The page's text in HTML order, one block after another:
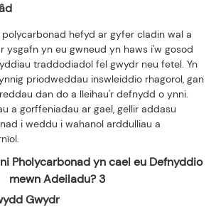
hefyd ar gyfer cladin wal a
ysgafn yn eu gwneud yn haws i'w gosod
traddodiadol fel gwydr neu fetel. Yn
priodweddau inswleiddio rhagorol, gan
dan do a lleihau'r defnydd o ynni.
a gorffeniadau ar gael, gellir addasu
i weddu i wahanol arddulliau a
Gwydr